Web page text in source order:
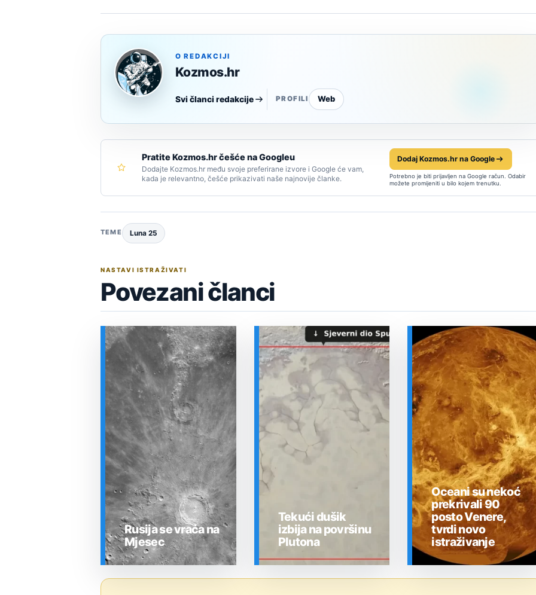
O REDAKCIJI
Kozmos.hr
Svi članci redakcije PROFILI Web
Pratite Kozmos.hr češće na Googleu
Dodajte Kozmos.hr među svoje preferirane izvore i Google će vam,
kada je relevantno, češće prikazivati naše najnovije članke.
Dodaj Kozmos.hr na Google
Potrebno je biti prijavljen na Google račun. Odabir
možete promijeniti u bilo kojem trenutku.
TEME Luna 25
NASTAVI ISTRAŽIVATI
Povezani članci
Rusija se vraća na
Mjesec
Tekući dušik
izbija na površinu
Plutona
Oceani su nekoć
prekrivali 90
posto Venere,
tvrdi novo
istraživanje